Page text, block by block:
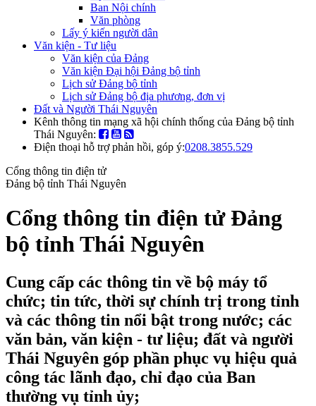
Ban Nội chính
Văn phòng
Lấy ý kiến người dân
Văn kiện - Tư liệu
Văn kiện của Đảng
Văn kiện Đại hội Đảng bộ tỉnh
Lịch sử Đảng bộ tỉnh
Lịch sử Đảng bộ địa phương, đơn vị
Đất và Người Thái Nguyên
Kênh thông tin mạng xã hội chính thống của Đảng bộ tỉnh
Thái Nguyên:
Điện thoại hỗ trợ phản hồi, góp ý:0208.3855.529
Cổng thông tin điện tử
Đảng bộ tỉnh Thái Nguyên
Cổng thông tin điện tử Đảng
bộ tỉnh Thái Nguyên
Cung cấp các thông tin về bộ máy tổ
chức; tin tức, thời sự chính trị trong tỉnh
và các thông tin nổi bật trong nước; các
văn bản, văn kiện - tư liệu; đất và người
Thái Nguyên góp phần phục vụ hiệu quả
công tác lãnh đạo, chỉ đạo của Ban
thường vụ tỉnh ủy;